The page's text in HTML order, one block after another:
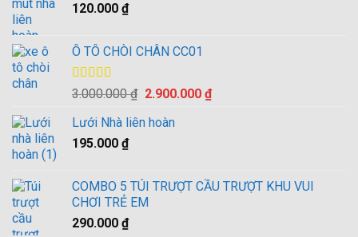
120.000 ₫
Ô TÔ CHÒI CHÂN CC01
Được xếp
5 sao
3.000.000₫ Giá
là:
2.900.000 ₫Giá
Lưới Nhà liên hoàn
195.000 ₫
COMBO 5 TÚI TRƯỢT CẦU TRƯỢT KHU VUI
CHƠI TRẺ EM
290.000 ₫